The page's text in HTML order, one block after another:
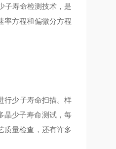
寿命检测技术，是
率方程和偏微分方程
子寿命扫描。样
晶少子寿命测试，每
量检查，还有许多